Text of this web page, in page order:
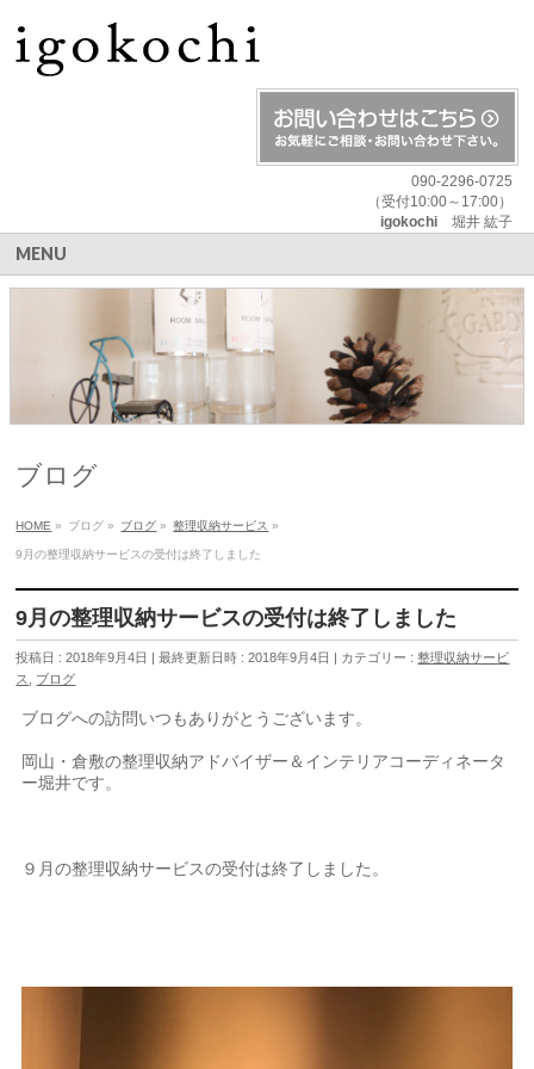
090-2296-0725
（受付10:00～17:00）
igokochi堀井 紘子
MENU
ブログ
HOME » ブログ » ブログ » 整理収納サービス »
9月の整理収納サービスの受付は終了しました
9月の整理収納サービスの受付は終了しました
投稿日 : 2018年9月4日 最終更新日時 : 2018年9月4日 カテゴリー :整理収納サービ
ス
ブログ
ブログへの訪問いつもありがとうございます。
岡山・倉敷の整理収納アドバイザー＆インテリアコーディネータ
ー堀井です。
９月の整理収納サービスの受付は終了しました。